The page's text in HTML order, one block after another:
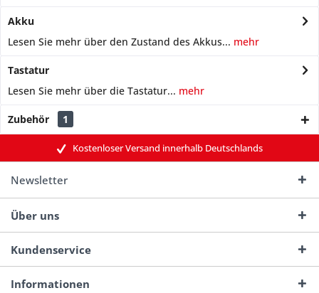
Akku
Lesen Sie mehr über den Zustand des Akkus... mehr
Tastatur
Lesen Sie mehr über die Tastatur... mehr
Zubehör 1
Kostenloser Versand innerhalb Deutschlands
Newsletter
Über uns
Kundenservice
Informationen